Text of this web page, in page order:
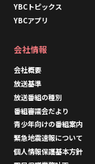
YBCトピックス
YBCアプリ
会社情報
会社概要
放送基準
放送番組の種別
番組審議会だより
青少年向けの番組案内
緊急地震速報について
個人情報保護基本方針